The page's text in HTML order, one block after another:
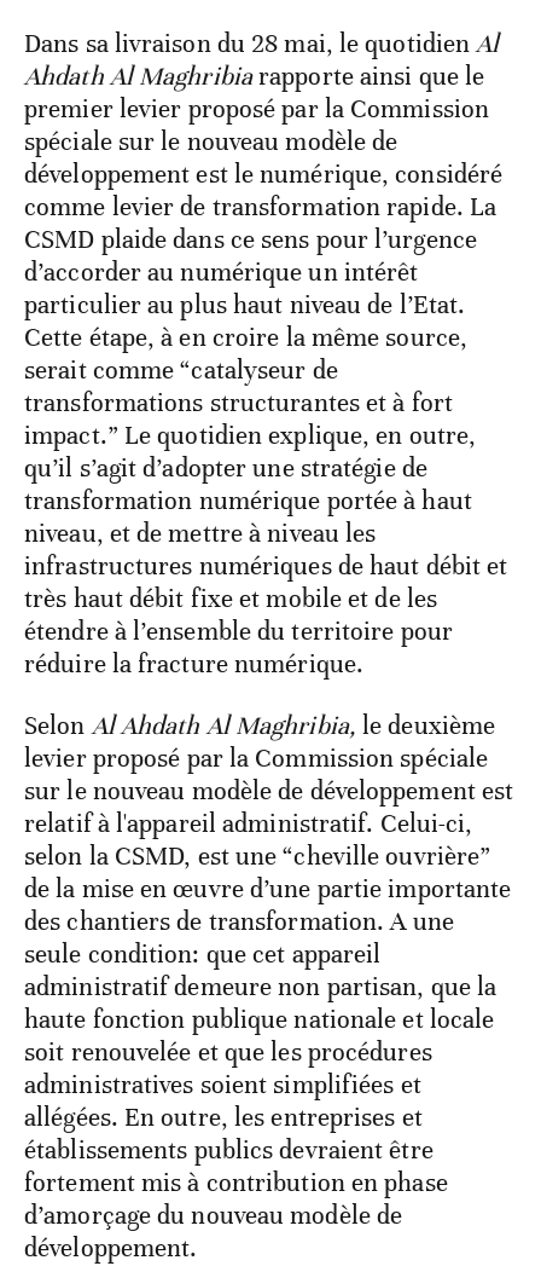
Dans sa livraison du 28 mai, le quotidienAl
Ahdath Al Maghribiarapporte ainsi que le
premier levier proposé par la Commission
spéciale sur le nouveau modèle de
développement est le numérique, considéré
comme levier de transformation rapide. La
CSMD plaide dans ce sens pour l’urgence
d’accorder au numérique un intérêt
particulier au plus haut niveau de l’Etat.
Cette étape, à en croire la même source,
serait comme “catalyseur de
transformations structurantes et à fort
impact.” Le quotidien explique, en outre,
qu’il s’agit d’adopter une stratégie de
transformation numérique portée à haut
niveau, et de mettre à niveau les
infrastructures numériques de haut débit et
très haut débit fixe et mobile et de les
étendre à l’ensemble du territoire pour
réduire la fracture numérique.
SelonAl Ahdath Al Maghribia, le deuxième
levier proposé par la Commission spéciale
sur le nouveau modèle de développement est
relatif à l'appareil administratif. Celui-ci,
selon la CSMD, est une “cheville ouvrière”
de la mise en œuvre d’une partie importante
des chantiers de transformation. A une
seule condition: que cet appareil
administratif demeure non partisan, que la
haute fonction publique nationale et locale
soit renouvelée et que les procédures
administratives soient simplifiées et
allégées. En outre, les entreprises et
établissements publics devraient être
fortement mis à contribution en phase
d’amorçage du nouveau modèle de
développement.